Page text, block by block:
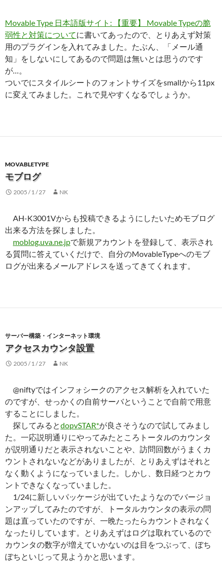
Movable Type 日本語版サイト: 【重要】 Movable Typeの脆
弱性と対策についてに書いてあったので、とりあえず対策
用のプラグインを入れてみました。たぶん、「メール通
知」をしないにしてあるので問題は無いとは思うのです
が…。
ついでにスタイルシートのフォントサイズをsmallから11px
に変えてみました。これで見やすくなるでしょうか。
MOVABLETYPE
モブログ
2005 / 1 / 27 NK
AH-K3001Vからも投稿できるようにしたいためモブログ
出来る方法を探しました。
moblog.uva.ne.jpで新規アカウントを登録して、表示され
る質問に答えていくだけで、自分のMovableTypeへのモブ
ログが出来るメールアドレスを送ってきてくれます。
サーバー構築・インターネット環境
アクセスカウンタ設置
2005 / 1 / 27 NK
@niftyではインフォシークのアクセス解析を入れていた
のですが、せっかくの自前サーバということで自前で用意
することにしました。
探してみるとdopvSTAR*が良さそうなので試してみまし
た。一応説明通りにやってみたところトータルのカウンタ
が説明通りだと表示されないことや、訪問回数がうまくカ
ウントされないなどがありましたが、とりあえずはそれと
なく動くようになっていました。しかし、数日経つとカウ
ントできなくなっていました。
1/24に新しいパッケージが出ていたようなのでバージョ
ンアップしてみたのですが、トータルカウンタの表示の問
題は直っていたのですが、一晩たったらカウントされなく
なったりしています。とりあえずはログは取れているので
カウンタの数字が増えていかないのは目をつぶって、ぼち
ぼちといじって見ようかと思います。